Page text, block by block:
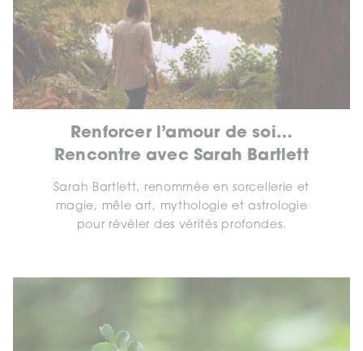
Renforcer l’amour de soi…
Rencontre avec Sarah Bartlett
Sarah Bartlett, renommée en sorcellerie et
magie, mêle art, mythologie et astrologie
pour révéler des vérités profondes.